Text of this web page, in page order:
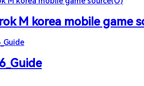
M korea mobile game